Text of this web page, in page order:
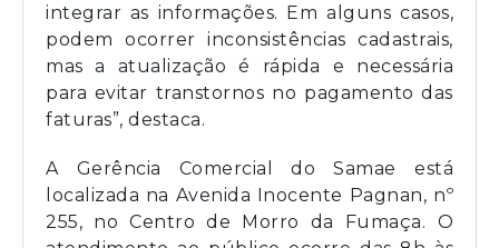
integrar as informações. Em alguns casos,
podem ocorrer inconsistências cadastrais,
mas a atualização é rápida e necessária
para evitar transtornos no pagamento das
faturas”, destaca.
A Gerência Comercial do Samae está
localizada na Avenida Inocente Pagnan, nº
255, no Centro de Morro da Fumaça. O